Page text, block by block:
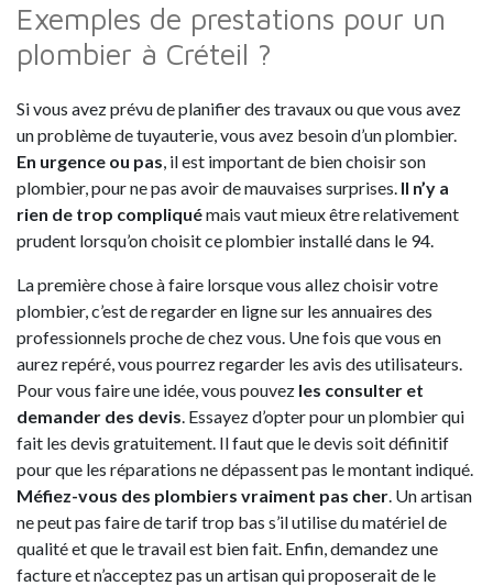
Exemples de prestations pour un
plombier à Créteil ?
Si vous avez prévu de planifier des travaux ou que vous avez
un problème de tuyauterie, vous avez besoin d’un plombier.
En urgence ou pas, il est important de bien choisir son
plombier, pour ne pas avoir de mauvaises surprises. Il n’y a
rien de trop compliquémais vaut mieux être relativement
prudent lorsqu’on choisit ce plombier installé dans le 94.
La première chose à faire lorsque vous allez choisir votre
plombier, c’est de regarder en ligne sur les annuaires des
professionnels proche de chez vous. Une fois que vous en
aurez repéré, vous pourrez regarder les avis des utilisateurs.
Pour vous faire une idée, vous pouvez les consulter et
demander des devis. Essayez d’opter pour un plombier qui
fait les devis gratuitement. Il faut que le devis soit définitif
pour que les réparations ne dépassent pas le montant indiqué.
Méfiez-vous des plombiers vraiment pas cher. Un artisan
ne peut pas faire de tarif trop bas s’il utilise du matériel de
qualité et que le travail est bien fait. Enfin, demandez une
facture et n’acceptez pas un artisan qui proposerait de le